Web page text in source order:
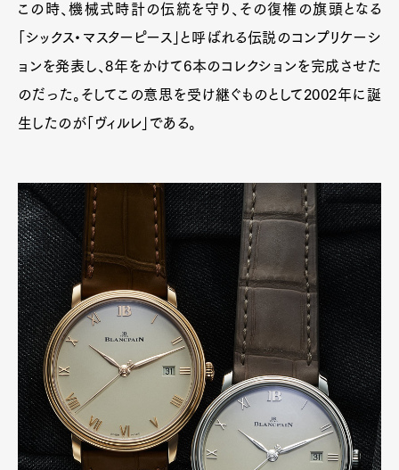
この時、機械式時計の伝統を守り、その復権の旗頭となる
「シックス・マスターピース」と呼ばれる伝説のコンプリケーシ
ョンを発表し、8年をかけて6本のコレクションを完成させた
のだった。そしてこの意思を受け継ぐものとして2002年に誕
生したのが「ヴィルレ」である。